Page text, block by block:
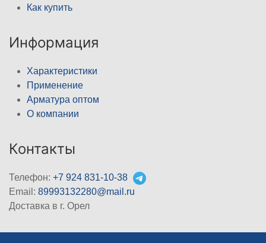
Как купить
Информация
Характеристики
Применение
Арматура оптом
О компании
Контакты
Телефон: +7 924 831-10-38
Email: 89993132280@mail.ru
Доставка в г. Орел